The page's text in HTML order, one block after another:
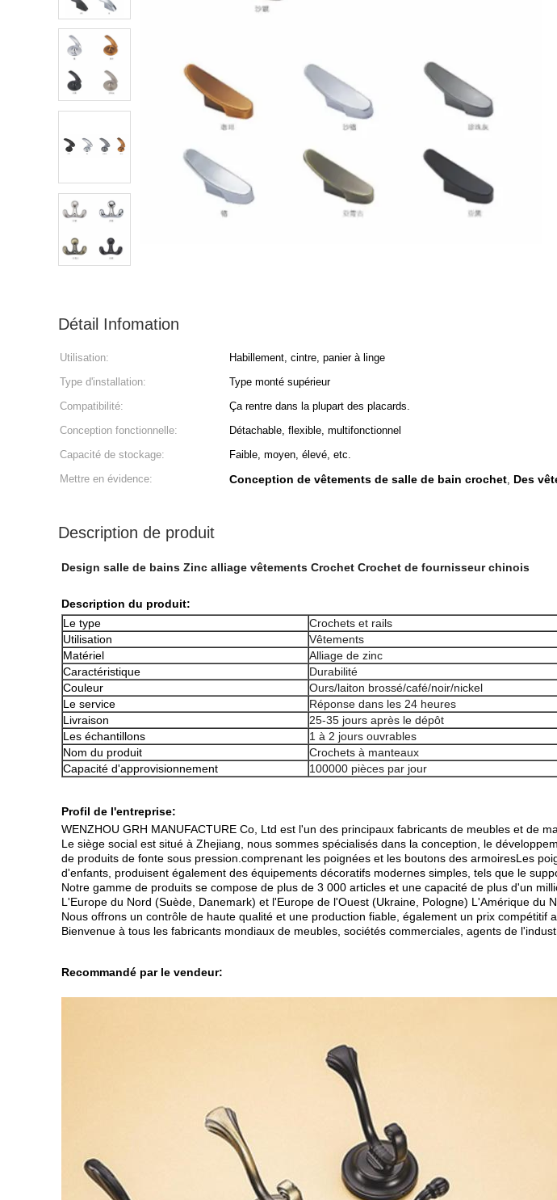
Détail Infomation
Utilisation: Habillement, cintre, panier à linge
Type d'installation:
Type monté supérieur
Compatibilité:
Ça rentre dans la plupart des placards.
Conception fonctionnelle:
Détachable, flexible, multifonctionnel
Capacité de stockage:
Faible, moyen, élevé, etc.
Mettre en évidence:
Conception de vêtements de salle de bain crochet, Des
Description de produit
Design salle de bains Zinc alliage vêtements Crochet Crochet de fournisseur chinois
Description du produit:
Le type
Crochets et rails
Utilisation
Vêtements
Matériel
Alliage de zinc
Caractéristique
Durabilité
Couleur
Ours/laiton brossé/café/noir/nickel
Le service
Réponse dans les 24 heures
Livraison
25-35 jours après le dépôt
Les échantillons
1 à 2 jours ouvrables
Nom du produit
Crochets à manteaux
Capacité d'approvisionnement
100000 pièces par jour
Profil de l'entreprise:
WENZHOU GRH MANUFACTURE Co, Ltd est l'un des principaux fabricants de meubles et de
Le siège social est situé à Zhejiang, nous sommes spécialisés dans la conception, le
de produits de fonte sous pression.comprenant les poignées et les boutons des armoiresLes
d'enfants, produisent également des équipements décoratifs modernes simples, tels que le
Notre gamme de produits se compose de plus de 3 000 articles et une capacité de plus d'un
L'Europe du Nord (Suède, Danemark) et l'Europe de l'Ouest (Ukraine, Pologne) L'Amérique du
Nous offrons un contrôle de haute qualité et une production fiable, également un prix compétitif
Bienvenue à tous les fabricants mondiaux de meubles, sociétés commerciales, agents de
Recommandé par le vendeur: